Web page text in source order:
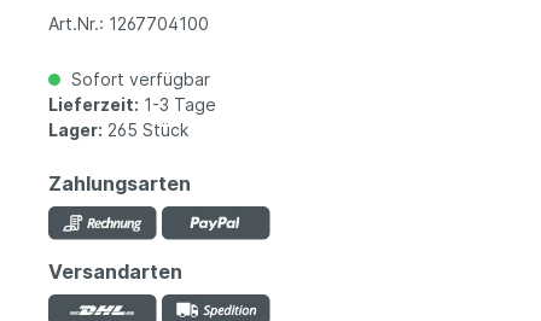
Art.Nr.: 1267704100
Sofort verfügbar
Lieferzeit: 1-3 Tage
Lager: 265 Stück
Zahlungsarten
Versandarten